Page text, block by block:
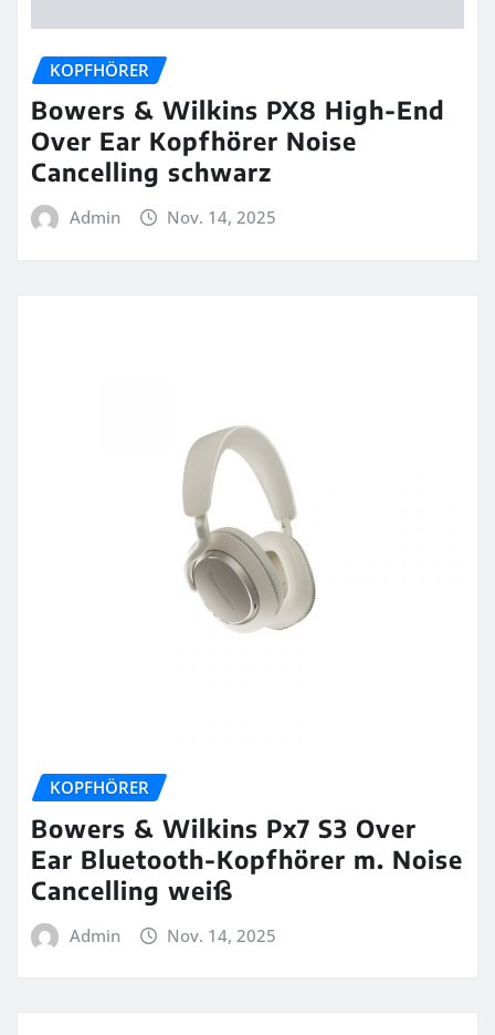
KOPFHÖRER
Bowers & Wilkins PX8 High-End
Over Ear Kopfhörer Noise
Cancelling schwarz
Admin Nov. 14, 2025
KOPFHÖRER
Bowers & Wilkins Px7 S3 Over
Ear Bluetooth-Kopfhörer m. Noise
Cancelling weiß
Admin Nov. 14, 2025